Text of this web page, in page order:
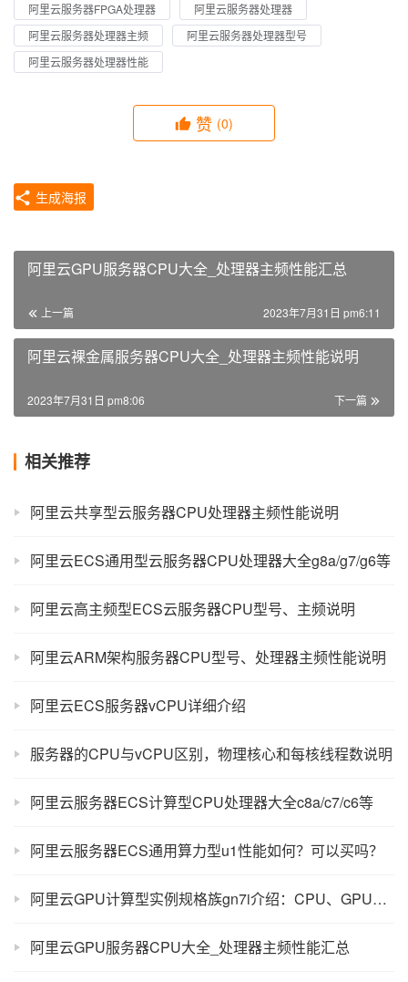
阿里云服务器FPGA处理器
阿里云服务器处理器
阿里云服务器处理器主频
阿里云服务器处理器型号
阿里云服务器处理器性能
赞 (0)
生成海报
阿里云GPU服务器CPU大全_处理器主频性能汇总
上一篇 2023年7月31日 pm6:11
阿里云裸金属服务器CPU大全_处理器主频性能说明
下一篇
2023年7月31日 pm8:06
相关推荐
阿里云共享型云服务器CPU处理器主频性能说明
阿里云ECS通用型云服务器CPU处理器大全g8a/g7/g6等
阿里云高主频型ECS云服务器CPU型号、主频说明
阿里云ARM架构服务器CPU型号、处理器主频性能说明
阿里云ECS服务器vCPU详细介绍
服务器的CPU与vCPU区别，物理核心和每核线程数说明
阿里云服务器ECS计算型CPU处理器大全c8a/c7/c6等
阿里云服务器ECS通用算力型u1性能如何？可以买吗？
阿里云GPU计算型实例规格族gn7i介绍：CPU、GPU及网络性能全解析
阿里云GPU服务器CPU大全_处理器主频性能汇总